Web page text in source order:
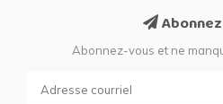
Abonnez-vous et ne